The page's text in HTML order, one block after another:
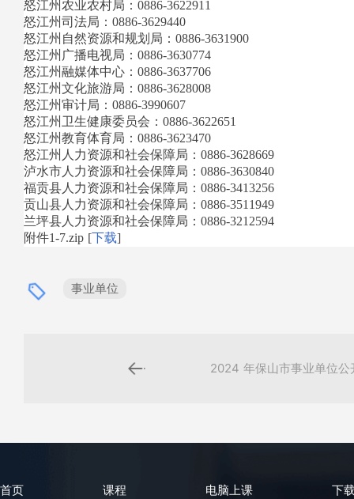
怒江州农业农村局：0886-3622911
怒江州司法局：0886-3629440
怒江州自然资源和规划局：0886-3631900
怒江州广播电视局：0886-3630774
怒江州融媒体中心：0886-3637706
怒江州文化旅游局：0886-3628008
怒江州审计局：0886-3990607
怒江州卫生健康委员会：0886-3622651
怒江州教育体育局：0886-3623470
怒江州人力资源和社会保障局：0886-3628669
泸水市人力资源和社会保障局：0886-3630840
福贡县人力资源和社会保障局：0886-3413256
贡山县人力资源和社会保障局：0886-3511949
兰坪县人力资源和社会保障局：0886-3212594
附件1-7.zip [下载]
事业单位
2024 年保山市事业单位公开
首页 课程 电脑上课 下